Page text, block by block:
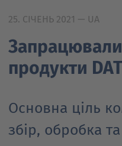
25. СІЧЕНЬ 2021 — UA
продукти
Основна ціль
збір, обробка